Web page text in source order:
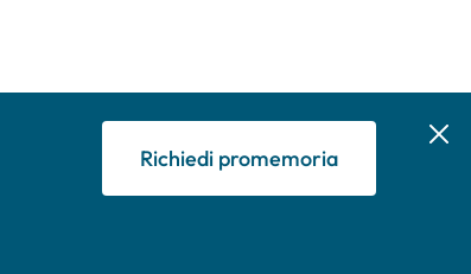
Richiedi promemoria